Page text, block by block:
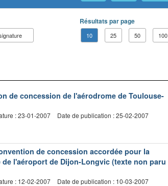
Résultats par page
10 25 50 100
de concession de l'aérodrome de Toulouse-
: 23-01-2007 Date de publication : 25-02-2007
de concession accordée pour la
l'aéroport de Dijon-Longvic (texte non paru
: 12-02-2007 Date de publication : 10-03-2007